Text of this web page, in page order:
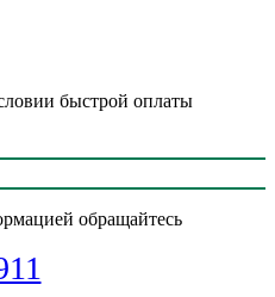
быстрой оплаты
обращайтесь